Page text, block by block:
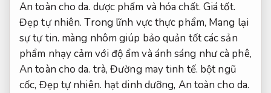
An toàn cho da. dược phẩm và hóa chất. Giá tốt.
Đẹp tự nhiên. Trong lĩnh vực thực phẩm, Mang lại
sự tự tin. màng nhôm giúp bảo quản tốt các sản
phẩm nhạy cảm với độ ẩm và ánh sáng như cà phê,
An toàn cho da. trà,Đường may tinh tế. bột ngũ
cốc, Đẹp tự nhiên. hạt dinh dưỡng, An toàn cho da.